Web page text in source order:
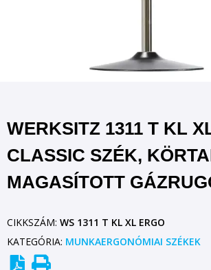
WERKSITZ 1311 T KL
CLASSIC SZÉK,
MAGASÍTOTT
CIKKSZÁM: WS 1311 T KL XL ERGO
KATEGÓRIA: MUNKAERGONÓMIAI SZÉKEK